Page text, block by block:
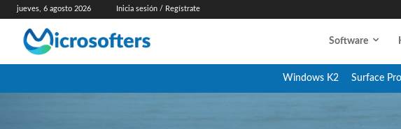
jueves, 6 agosto 2026 Inicia sesión / Regístrate
Software
Windows K2 Surface